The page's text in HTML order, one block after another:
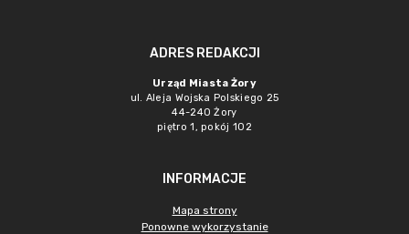
ADRES REDAKCJI
Urząd Miasta Żory
ul. Aleja Wojska Polskiego 25
44-240 Żory
piętro 1, pokój 102
INFORMACJE
Mapa strony
Ponowne wykorzystanie